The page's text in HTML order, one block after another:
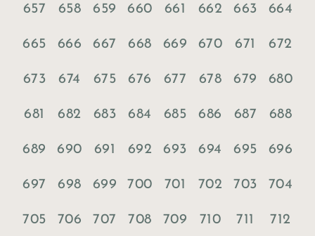
657 658 659 660 661 662 663 664
665 666 667 668 669 670 671 672
673 674 675 676 677 678 679 680
681 682 683 684 685 686 687 688
689 690 691 692 693 694 695 696
697 698 699 700 701 702 703 704
705 706 707 708 709 710 711 712